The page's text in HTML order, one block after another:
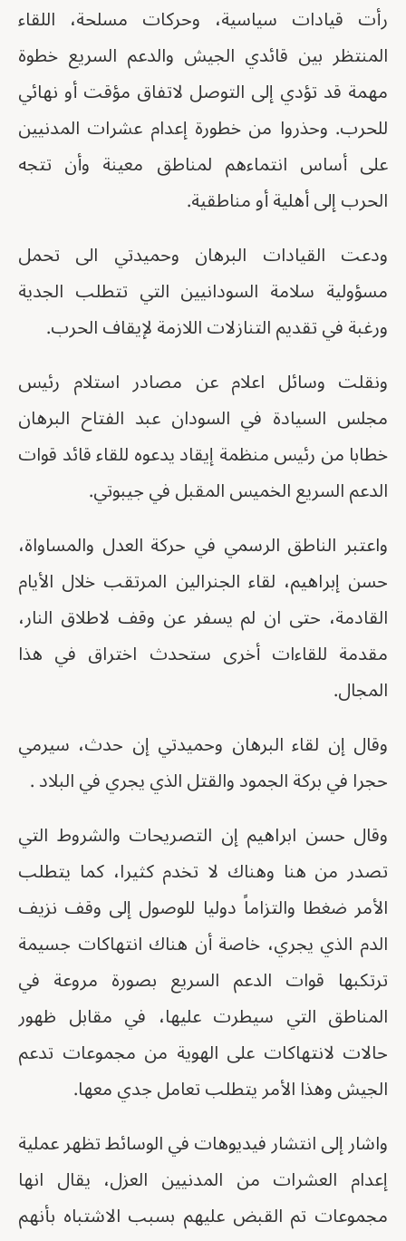
رأت قيادات سياسية، وحركات مسلحة، اللقاء
المنتظر بين قائدي الجيش والدعم السريع خطوة
مهمة قد تؤدي إلى التوصل لاتفاق مؤقت أو نهائي
للحرب. وحذروا من خطورة إعدام عشرات المدنيين
على أساس انتماءهم لمناطق معينة وأن تتجه
الحرب إلى أهلية أو مناطقية.
ودعت القيادات البرهان وحميدتي الى تحمل
مسؤولية سلامة السودانيين التي تتطلب الجدية
ورغبة في تقديم التنازلات اللازمة لإيقاف الحرب.
ونقلت وسائل اعلام عن مصادر استلام رئيس
مجلس السيادة في السودان عبد الفتاح البرهان
خطابا من رئيس منظمة إيقاد يدعوه للقاء قائد قوات
الدعم السريع الخميس المقبل في جيبوتي.
واعتبر الناطق الرسمي في حركة العدل والمساواة،
حسن إبراهيم، لقاء الجنرالين المرتقب خلال الأيام
القادمة، حتى ان لم يسفر عن وقف لاطلاق النار،
مقدمة للقاءات أخرى ستحدث اختراق في هذا
المجال.
وقال إن لقاء البرهان وحميدتي إن حدث، سيرمي
حجرا في بركة الجمود والقتل الذي يجري في البلاد .
وقال حسن ابراهيم إن التصريحات والشروط التي
تصدر من هنا وهناك لا تخدم كثيرا، كما يتطلب
الأمر ضغطا والتزاماً دوليا للوصول إلى وقف نزيف
الدم الذي يجري، خاصة أن هناك انتهاكات جسيمة
ترتكبها قوات الدعم السريع بصورة مروعة في
المناطق التي سيطرت عليها، في مقابل ظهور
حالات لانتهاكات على الهوية من مجموعات تدعم
الجيش وهذا الأمر يتطلب تعامل جدي معها.
واشار إلى انتشار فيديوهات في الوسائط تظهر عملية
إعدام العشرات من المدنيين العزل، يقال انها
مجموعات تم القبض عليهم بسبب الاشتباه بأنهم